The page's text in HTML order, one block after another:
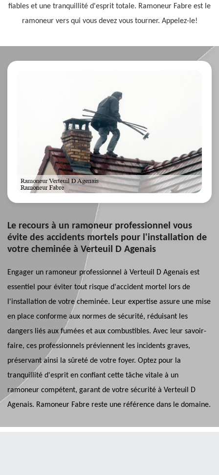
fiables et une tranquillité d'esprit totale. Ramoneur Fabre est le
ramoneur vers qui vous devez vous tourner. Appelez-le!
Le recours à un ramoneur professionnel vous
évite des accidents mortels pour l'installation de
votre cheminée à Verteuil D Agenais
Engager un ramoneur professionnel à Verteuil D Agenais est
essentiel pour éviter tout risque d'accident mortel lors de
l'installation de votre cheminée. Leur expertise assure une mise
en place conforme aux normes de sécurité, réduisant les
dangers liés aux fumées et aux combustibles. Avec leur savoir-
faire, ces professionnels préviennent les incidents graves,
préservant ainsi la sûreté de votre foyer. Optez pour la
tranquillité d'esprit en confiant cette tâche vitale à un
ramoneur compétent, garant de votre sécurité à Verteuil D
Agenais. Ramoneur Fabre reste une référence dans le domaine.